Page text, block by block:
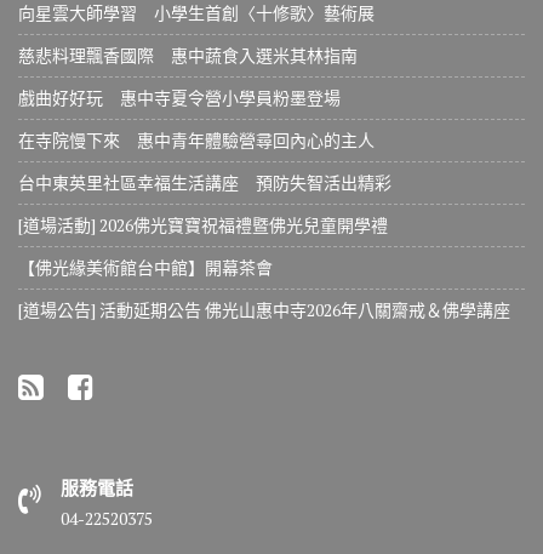
向星雲大師學習 小學生首創〈十修歌〉藝術展
慈悲料理飄香國際 惠中蔬食入選米其林指南
戲曲好好玩 惠中寺夏令營小學員粉墨登場
在寺院慢下來 惠中青年體驗營尋回內心的主人
台中東英里社區幸福生活講座 預防失智活出精彩
[道場活動] 2026佛光寶寶祝福禮暨佛光兒童開學禮
【佛光緣美術館台中館】開幕茶會
[道場公告] 活動延期公告 佛光山惠中寺2026年八關齋戒＆佛學講座
服務電話
04-22520375